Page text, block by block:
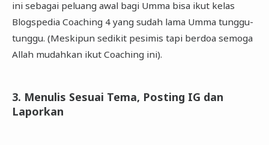
ini sebagai peluang awal bagi Umma bisa ikut kelas
Blogspedia Coaching 4 yang sudah lama Umma tunggu-
tunggu. (Meskipun sedikit pesimis tapi berdoa semoga
Allah mudahkan ikut Coaching ini).
3. Menulis Sesuai Tema, Posting IG dan
Laporkan